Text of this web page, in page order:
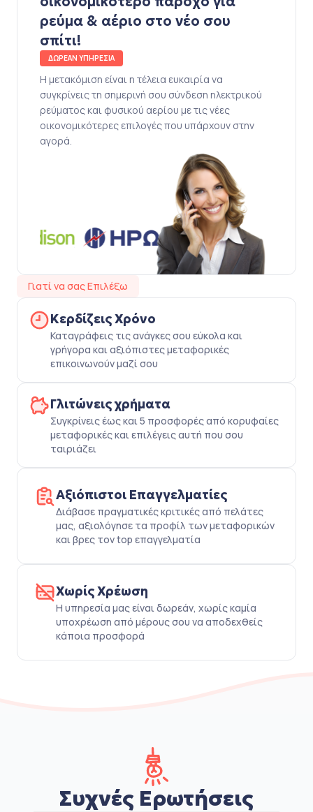
ρεύμα & αέριο στο νέο σου
σπίτι!
ΔΩΡΕΑΝ ΥΠΗΡΕΣΙΑ
Η μετακόμιση είναι η τέλεια ευκαιρία να
συγκρίνεις τη σημερινή σου σύνδεση ηλεκτρικού
ρεύματος και φυσικού αερίου με τις νέες
οικονομικότερες επιλογές που υπάρχουν στην
αγορά.
Γιατί να σας Επιλέξω
Κερδίζεις Χρόνο
Καταγράφεις τις ανάγκες σου εύκολα και
γρήγορα και αξιόπιστες μεταφορικές
επικοινωνούν μαζί σου
Γλιτώνεις χρήματα
Συγκρίνεις έως και 5 προσφορές από κορυφαίες
μεταφορικές και επιλέγεις αυτή που σου
ταιριάζει
Αξιόπιστοι Επαγγελματίες
Διάβασε πραγματικές κριτικές από πελάτες
μας, αξιολόγησε τα προφίλ των μεταφορικών
και βρες τον top επαγγελματία
Χωρίς Χρέωση
Η υπηρεσία μας είναι δωρεάν, χωρίς καμία
υποχρέωση από μέρους σου να αποδεχθείς
κάποια προσφορά
Συχνές Ερωτήσεις